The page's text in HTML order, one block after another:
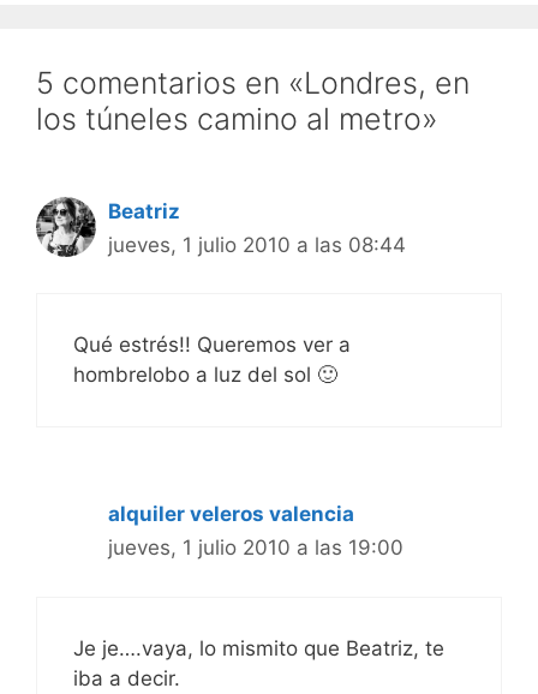
5 comentarios en «Londres, en
los túneles camino al metro»
Beatriz
jueves, 1 julio 2010 a las 08:44
Qué estrés!! Queremos ver a
hombrelobo a luz del sol 🙂
alquiler veleros valencia
jueves, 1 julio 2010 a las 19:00
Je je….vaya, lo mismito que Beatriz, te
iba a decir.